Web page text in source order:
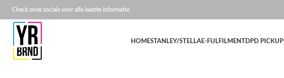
Check onze socials voor alle laatste informatie
HOMESTANLEY/STELLAE-FULFILMENT DPD PICKUP